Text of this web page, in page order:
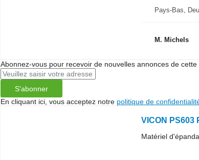
Pays-Bas,
M. Michels
Abonnez-vous pour recevoir de nouvelles annonces de cette
S'abonner
En cliquant ici, vous acceptez notre politique de
VICON PS603
Matériel